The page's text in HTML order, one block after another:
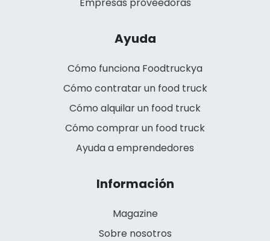
Ayuda
Cómo funciona Foodtruckya
Cómo contratar un food truck
Cómo alquilar un food truck
Cómo comprar un food truck
Ayuda a emprendedores
Información
Magazine
Sobre nosotros